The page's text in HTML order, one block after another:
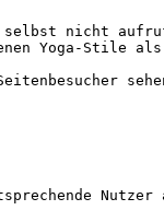
selbst nicht
Yoga-Stile
Nutzer